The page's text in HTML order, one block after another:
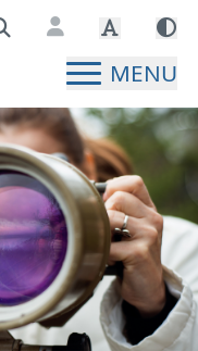
MENU